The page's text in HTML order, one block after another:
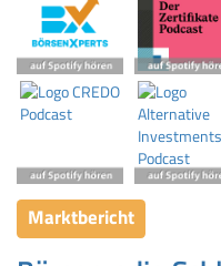
Marktbericht